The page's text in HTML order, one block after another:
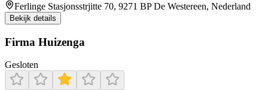
Ferlinge Stasjonsstrjitte 70, 9271 BP De Westereen, Nederland
Bekijk details
Firma Huizenga
Gesloten